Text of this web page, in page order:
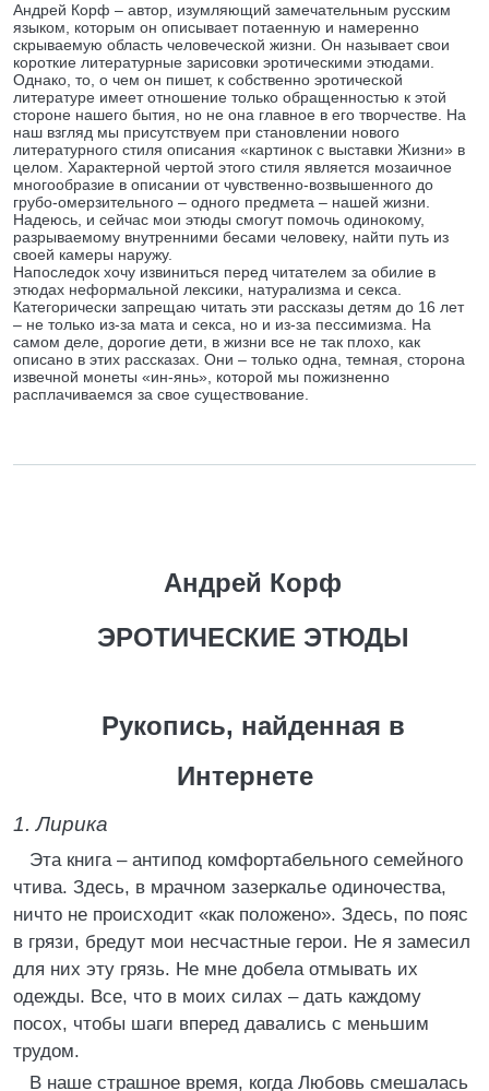
Андрей Корф – автор, изумляющий замечательным русским
языком, которым он описывает потаенную и намеренно
скрываемую область человеческой жизни. Он называет свои
короткие литературные зарисовки эротическими этюдами.
Однако, то, о чем он пишет, к собственно эротической
литературе имеет отношение только обращенностью к этой
стороне нашего бытия, но не она главное в его творчестве. На
наш взгляд мы присутствуем при становлении нового
литературного стиля описания «картинок с выставки Жизни» в
целом. Характерной чертой этого стиля является мозаичное
многообразие в описании от чувственно-возвышенного до
грубо-омерзительного – одного предмета – нашей жизни.
Надеюсь, и сейчас мои этюды смогут помочь одинокому,
разрываемому внутренними бесами человеку, найти путь из
своей камеры наружу.
Напоследок хочу извиниться перед читателем за обилие в
этюдах неформальной лексики, натурализма и секса.
Категорически запрещаю читать эти рассказы детям до 16 лет
– не только из-за мата и секса, но и из-за пессимизма. На
самом деле, дорогие дети, в жизни все не так плохо, как
описано в этих рассказах. Они – только одна, темная, сторона
извечной монеты «ин-янь», которой мы пожизненно
расплачиваемся за свое существование.
Андрей Корф
ЭРОТИЧЕСКИЕ ЭТЮДЫ
Рукопись, найденная в
Интернете
1. Лирика
Эта книга – антипод комфортабельного семейного
чтива. Здесь, в мрачном зазеркалье одиночества,
ничто не происходит «как положено». Здесь, по пояс
в грязи, бредут мои несчастные герои. Не я замесил
для них эту грязь. Не мне добела отмывать их
одежды. Все, что в моих силах – дать каждому
посох, чтобы шаги вперед давались с меньшим
трудом.
В наше страшное время, когда Любовь смешалась